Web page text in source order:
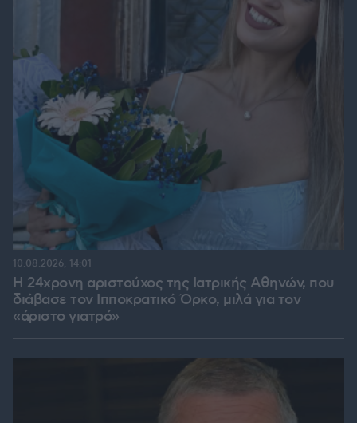
Η 24χρονη αριστούχος της Ιατρικής Αθηνών, που
διάβασε τον Ιπποκρατικό Όρκο, μιλά για τον
«άριστο γιατρό»
10.08.2026, 14:01